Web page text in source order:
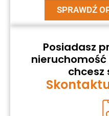
SPRAWDŹ
Posiadasz
nieruchomość
chcesz